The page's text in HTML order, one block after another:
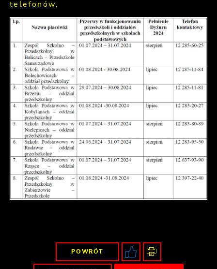
telefonów.
POWRÓT